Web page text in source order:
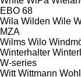
EBO 68
Wila Wilden Wile
MZA
Wilms Wilo
Winterhalter
W-series
Witt Wittmann